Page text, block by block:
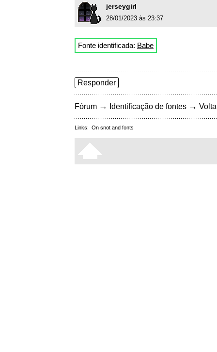
jerseygirl
28/01/2023 às 23:37
Fonte identificada: Babe
Responder
Fórum → Identificação de fontes →
Links: On snot and fonts